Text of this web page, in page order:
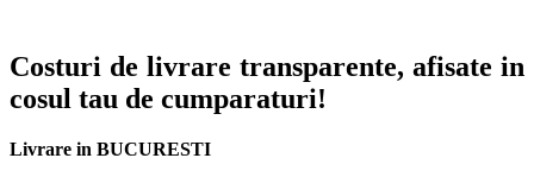
Costuri de livrare transparente, afisate in
cosul tau de cumparaturi!
Livrare in BUCURESTI